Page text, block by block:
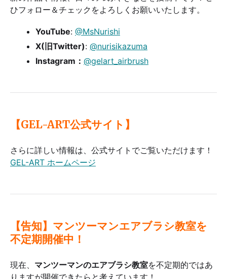
ひフォロー＆チェックをよろしくお願いいたします。
YouTube: @MsNurishi
X(旧Twitter): @nurisikazuma
Instagram： @gelart_airbrush
【GEL-ART公式サイト】
さらに詳しい情報は、公式サイトでご覧いただけます！
GEL-ART ホームページ
【告知】マンツーマンエアブラシ教室を
不定期開催中！
現在、 マンツーマンのエアブラシ教室を不定期的ではあ
りますが開催できたらと考えています！